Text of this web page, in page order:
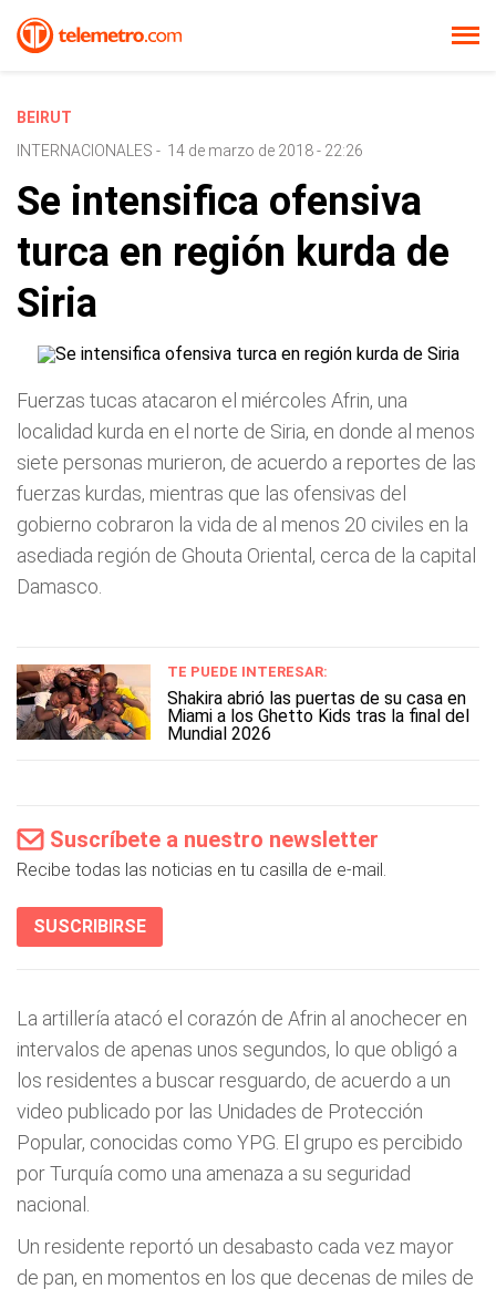
BEIRUT
INTERNACIONALES - 14 de marzo de 2018 - 22:26
Se intensifica ofensiva
turca en región kurda de
Siria
Fuerzas tucas atacaron el miércoles Afrin, una
localidad kurda en el norte de Siria, en donde al menos
siete personas murieron, de acuerdo a reportes de las
fuerzas kurdas, mientras que las ofensivas del
gobierno cobraron la vida de al menos 20 civiles en la
asediada región de Ghouta Oriental, cerca de la capital
Damasco.
TE PUEDE INTERESAR:
Shakira abrió las puertas de su casa en
Miami a los Ghetto Kids tras la final del
Mundial 2026
Suscríbete a nuestro newsletter
Recibe todas las noticias en tu casilla de e-mail.
SUSCRIBIRSE
La artillería atacó el corazón de Afrin al anochecer en
intervalos de apenas unos segundos, lo que obligó a
los residentes a buscar resguardo, de acuerdo a un
video publicado por las Unidades de Protección
Popular, conocidas como YPG. El grupo es percibido
por Turquía como una amenaza a su seguridad
nacional.
Un residente reportó un desabasto cada vez mayor
de pan, en momentos en los que decenas de miles de